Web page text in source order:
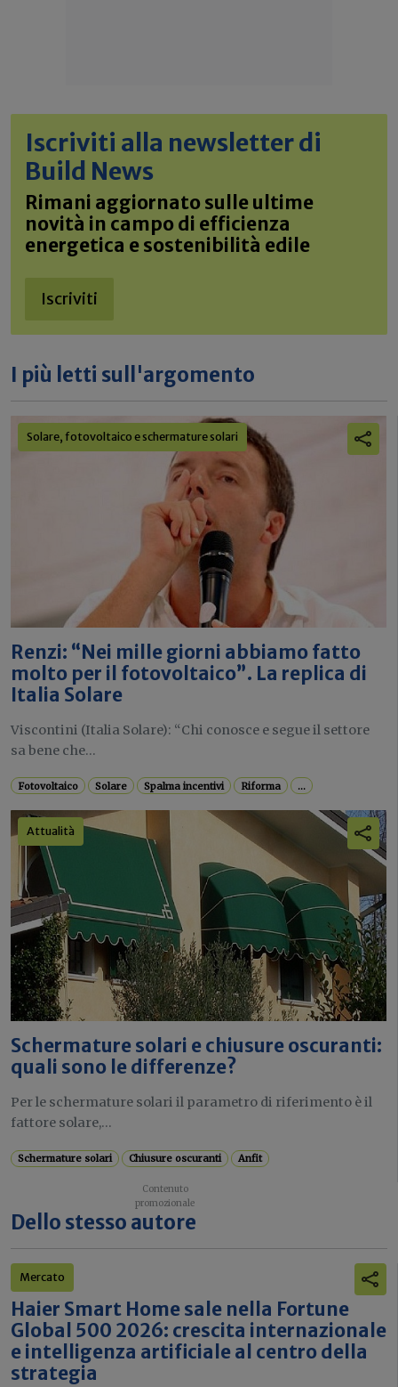
Iscriviti alla newsletter di
Build News
Rimani aggiornato sulle ultime
novità in campo di efficienza
energetica e sostenibilità edile
Iscriviti
I più letti sull'argomento
Solare, fotovoltaico e schermature solari
Renzi: “Nei mille giorni abbiamo fatto
molto per il fotovoltaico”. La replica di
Italia Solare
Viscontini (Italia Solare): “Chi conosce e segue il settore
sa bene che...
Fotovoltaico Solare Spalma incentivi Riforma ...
Attualità
Schermature solari e chiusure oscuranti:
quali sono le differenze?
Per le schermature solari il parametro di riferimento è il
fattore solare,...
Schermature solari Chiusure oscuranti Anfit
Dello stesso autore
Mercato
Haier Smart Home sale nella Fortune
Global 500 2026: crescita internazionale
e intelligenza artificiale al centro della
strategia